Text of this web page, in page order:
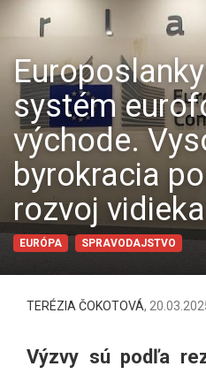
systém
východe.
byrokracia
rozvoj vidieka
EURÓPA SPRAVODAJSTVO
TERÉZIA ČOKOTOVÁ,
Výzvy sú podľa